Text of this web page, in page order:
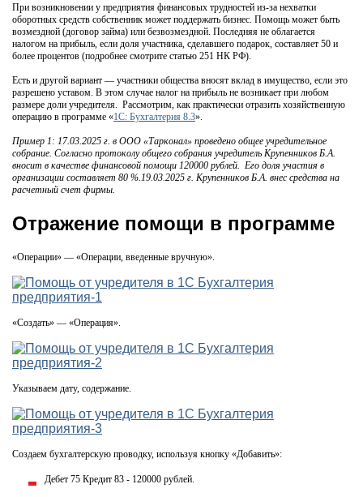
При возникновении у предприятия финансовых трудностей из-за нехватки
оборотных средств собственник может поддержать бизнес. Помощь может быть
возмездной (договор займа) или безвозмездной. Последняя не облагается
налогом на прибыль, если доля участника, сделавшего подарок, составляет 50 и
более процентов (подробнее смотрите статью 251 НК РФ).
Есть и другой вариант — участники общества вносят вклад в имущество, если это
разрешено уставом. В этом случае налог на прибыль не возникает при любом
размере доли учредителя. Рассмотрим, как практически отразить хозяйственную
операцию в программе «1С: Бухгалтерия 8.3».
Пример 1: 17.03.2025 г. в ООО «Тарконал» проведено общее учредительное
собрание. Согласно протоколу общего собрания учредитель Крупенников Б.А.
вносит в качестве финансовой помощи 120000 рублей. Его доля участия в
организации составляет 80 %.19.03.2025 г. Крупенников Б.А. внес средства на
расчетный счет фирмы.
Отражение помощи в программе
«Операции» — «Операции, введенные вручную».
«Создать» — «Операция».
Указываем дату, содержание.
Создаем бухгалтерскую проводку, используя кнопку «Добавить»:
Дебет 75 Кредит 83 - 120000 рублей.